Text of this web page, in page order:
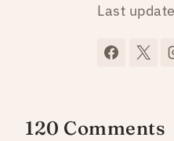
Last
120 Comments